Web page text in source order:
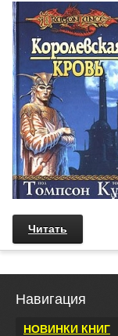
Читать
Навигация
НОВИНКИ КНИГ